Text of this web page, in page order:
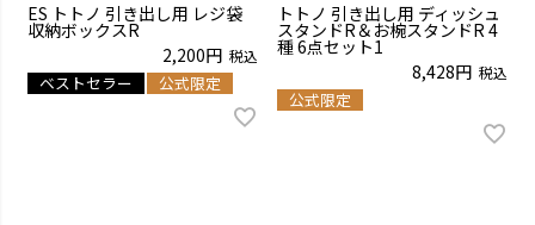
ES トトノ 引き出し用 レジ袋
収納ボックスR
2,200
税込
ベストセラー 公式限定
トトノ 引き出し用 ディッシュ
スタンドR＆お椀スタンドR 4
種 6点セット1
8,428
税込
公式限定